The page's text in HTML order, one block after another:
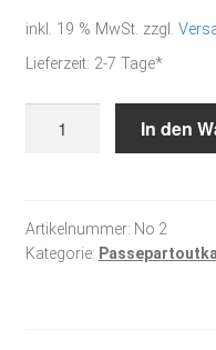
inkl. 19 % MwSt. zzgl.
Lieferzeit: 2-7 Tage*
Menge
In den
Artikelnummer: No 2
Kategorie: